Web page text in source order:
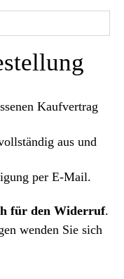
Kaufvertrag
aus und
per E-Mail.
für den Widerruf.
wenden Sie sich